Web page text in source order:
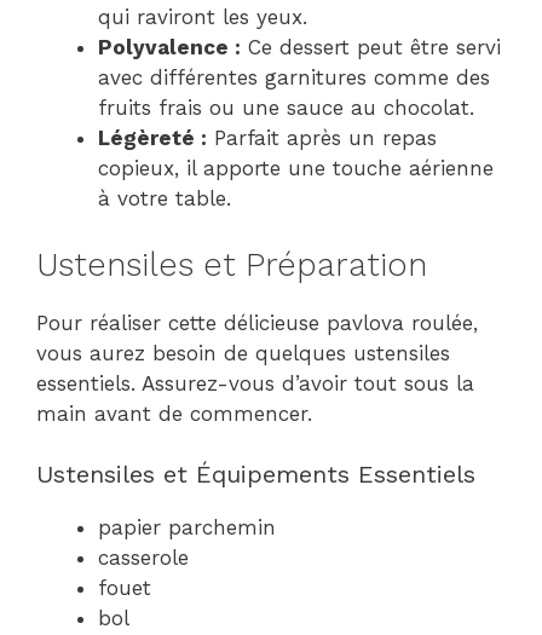
qui raviront les yeux.
Polyvalence : Ce dessert peut être servi
avec différentes garnitures comme des
fruits frais ou une sauce au chocolat.
Légèreté : Parfait après un repas
copieux, il apporte une touche aérienne
à votre table.
Ustensiles et Préparation
Pour réaliser cette délicieuse pavlova roulée,
vous aurez besoin de quelques ustensiles
essentiels. Assurez-vous d’avoir tout sous la
main avant de commencer.
Ustensiles et Équipements Essentiels
papier parchemin
casserole
fouet
bol